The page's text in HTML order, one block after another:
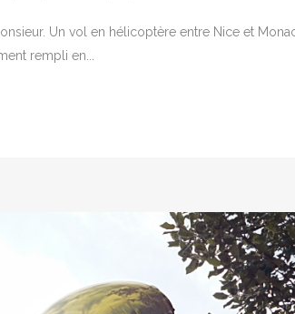
Un vol en hélicoptère entre Nice et
rempli en...